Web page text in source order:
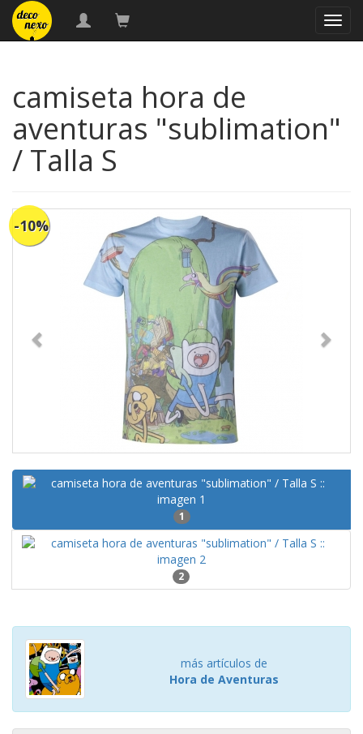
camiseta hora de
aventuras "sublimation"
/ Talla S
-10%
1
2
más artículos de
Hora de Aventuras